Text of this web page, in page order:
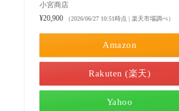
小宮商店
¥20,900
（2026/06/27 10:51時点 | 楽天市場調べ）
Amazon
Rakuten (楽天)
Yahoo